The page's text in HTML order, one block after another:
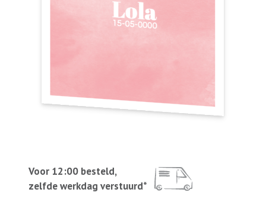
Voor 12:00 besteld,
zelfde werkdag verstuurd*